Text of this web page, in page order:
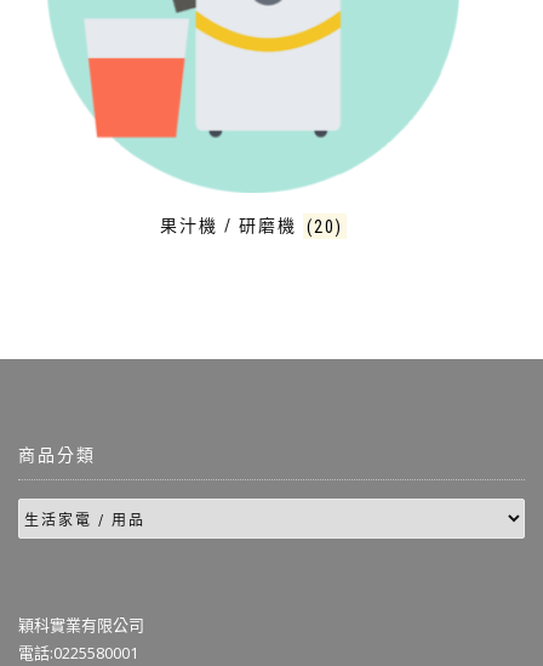
果汁機 / 研磨機 (20)
商品分類
穎科實業有限公司
電話:0225580001